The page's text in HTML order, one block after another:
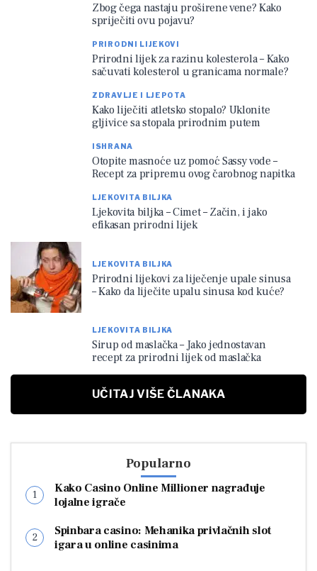
Zbog čega nastaju proširene vene? Kako
spriječiti ovu pojavu?
PRIRODNI LIJEKOVI
Prirodni lijek za razinu kolesterola – Kako
sačuvati kolesterol u granicama normale?
ZDRAVLJE I LJEPOTA
Kako liječiti atletsko stopalo? Uklonite
gljivice sa stopala prirodnim putem
ISHRANA
Otopite masnoće uz pomoć Sassy vode –
Recept za pripremu ovog čarobnog napitka
LJEKOVITA BILJKA
Ljekovita biljka – Cimet – Začin, i jako
efikasan prirodni lijek
LJEKOVITA BILJKA
Prirodni lijekovi za liječenje upale sinusa
– Kako da liječite upalu sinusa kod kuće?
LJEKOVITA BILJKA
Sirup od maslačka – Jako jednostavan
recept za prirodni lijek od maslačka
UČITAJ VIŠE ČLANAKA
Popularno
Kako Casino Online Millioner nagrađuje
lojalne igrače
Spinbara casino: Mehanika privlačnih slot
igara u online casinima